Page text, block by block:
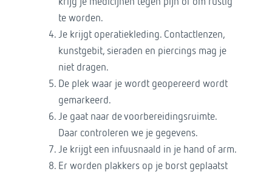
krijg je medicijnen tegen pijn of om rustig
te worden.
Je krijgt operatiekleding. Contactlenzen,
kunstgebit, sieraden en piercings mag je
niet dragen.
De plek waar je wordt geopereerd wordt
gemarkeerd.
Je gaat naar de voorbereidingsruimte.
Daar controleren we je gegevens.
Je krijgt een infuusnaald in je hand of arm.
Er worden plakkers op je borst geplaatst